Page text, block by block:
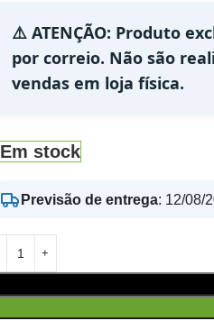
⚠️ ATENÇÃO: Produto
por correio. Não são
vendas em loja física.
Em stock
Previsão de entrega: 12/08/